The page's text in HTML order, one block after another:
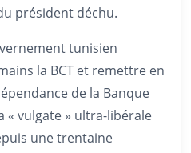
président déchu.
tunisien
la BCT et remettre en
de la Banque
« vulgate » ultra-libérale
une trentaine